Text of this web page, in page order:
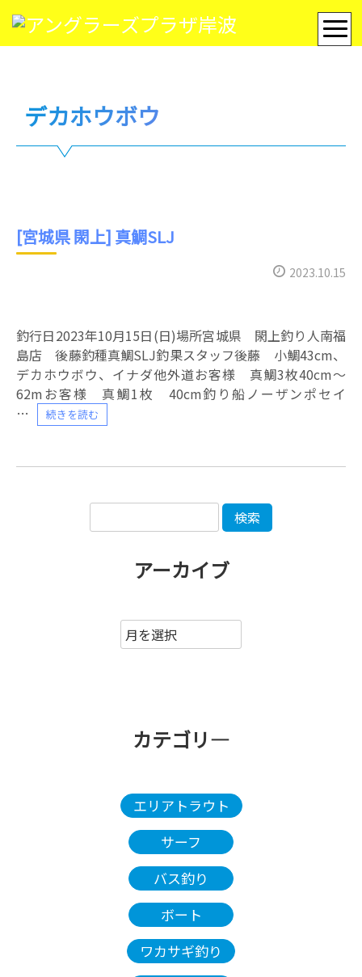
デカホウボウ
[宮城県 閖上] 真鯛SLJ
2023.10.15
釣行日2023年10月15日(日)場所宮城県 閖上釣り人南福
島店 後藤釣種真鯛SLJ釣果スタッフ後藤 小鯛43cm、
デカホウボウ、イナダ他外道お客様 真鯛3枚40cm〜
62mお客様 真鯛1枚 40cm釣り船ノーザンポセイ
続きを読む
アーカイブ
カテゴリ―
エリアトラウト
サーフ
バス釣り
ボート
ワカサギ釣り